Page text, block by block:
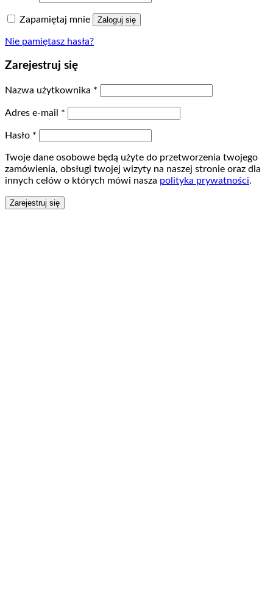
Zapamiętaj mnie Zaloguj się
Nie pamiętasz hasła?
Zarejestruj się
Nazwa użytkownika *
Adres e-mail *
Hasło *
Twoje dane osobowe będą użyte do przetworzenia twojego
zamówienia, obsługi twojej wizyty na naszej stronie oraz dla
innych celów o których mówi nasza polityka prywatności.
Zarejestruj się